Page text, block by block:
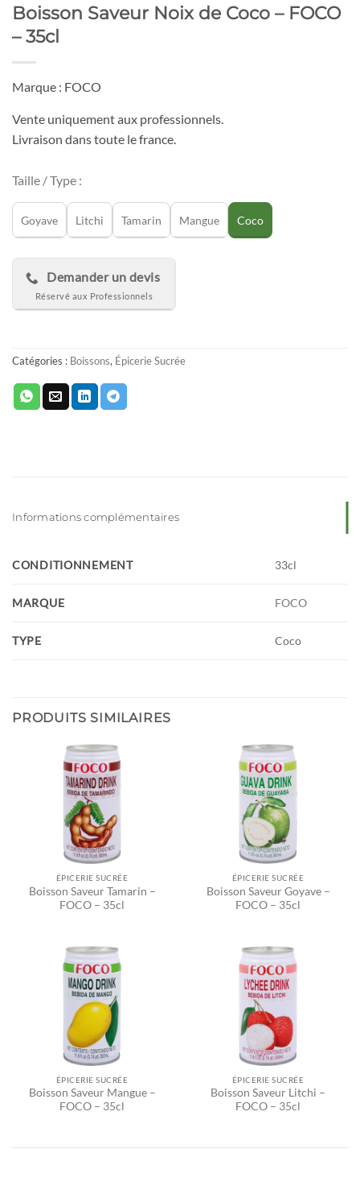
Boisson Saveur Noix de Coco – FOCO
– 35cl
Marque : FOCO
Vente uniquement aux professionnels.
Livraison dans toute le france.
Taille / Type :
Goyave Litchi Tamarin Mangue Coco
Demander un devis
Catégories : Boissons, Épicerie Sucrée
Informations complémentaires
CONDITIONNEMENT 33cl
MARQUE FOCO
TYPE Coco
PRODUITS SIMILAIRES
ÉPICERIE SUCRÉE
Boisson Saveur Tamarin –
FOCO – 35cl
ÉPICERIE SUCRÉE
Boisson Saveur Goyave –
FOCO – 35cl
ÉPICERIE SUCRÉE
Boisson Saveur Mangue –
FOCO – 35cl
ÉPICERIE SUCRÉE
Boisson Saveur Litchi –
FOCO – 35cl